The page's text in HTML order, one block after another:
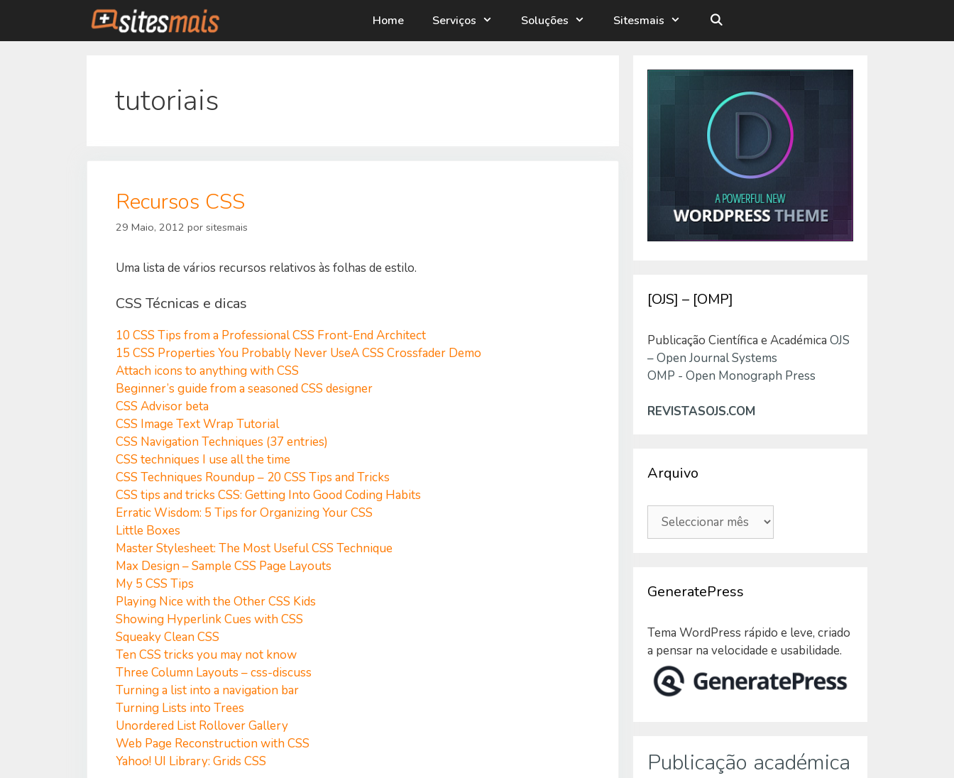
o
Home Serviços Soluções Sitesmais
tutoriais
Recursos CSS
29 Maio, 2012 por sitesmais
Uma lista de vários recursos relativos às folhas de estilo.
CSS Técnicas e dicas
10 CSS Tips from a Professional CSS Front-End Architect
15 CSS Properties You Probably Never UseA CSS Crossfader Demo
Attach icons to anything with CSS
Beginner’s guide from a seasoned CSS designer
CSS Advisor beta
CSS Image Text Wrap Tutorial
CSS Navigation Techniques (37 entries)
CSS techniques I use all the time
CSS Techniques Roundup – 20 CSS Tips and Tricks
CSS tips and tricks CSS: Getting Into Good Coding Habits
Erratic Wisdom: 5 Tips for Organizing Your CSS
Little Boxes
Master Stylesheet: The Most Useful CSS Technique
Max Design – Sample CSS Page Layouts
My 5 CSS Tips
Playing Nice with the Other CSS Kids
Showing Hyperlink Cues with CSS
Squeaky Clean CSS
Ten CSS tricks you may not know
Three Column Layouts – css-discuss
Turning a list into a navigation bar
Turning Lists into Trees
Unordered List Rollover Gallery
Web Page Reconstruction with CSS
Yahoo! UI Library: Grids CSS
[OJS] – [OMP]
Publicação Científica e Académica OJS
– Open Journal Systems
OMP - Open Monograph Press
REVISTASOJS.COM
Arquivo
Arquivo
GeneratePress
Tema WordPress rápido e leve, criado
a pensar na velocidade e usabilidade.
Publicação académica